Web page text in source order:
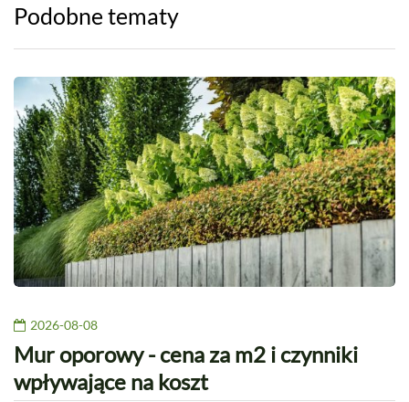
Podobne tematy
2026-08-08
Mur oporowy - cena za m2 i czynniki
wpływające na koszt